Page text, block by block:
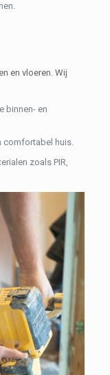
en vloeren. Wij
binnen- en
comfortabel huis.
zoals PIR,